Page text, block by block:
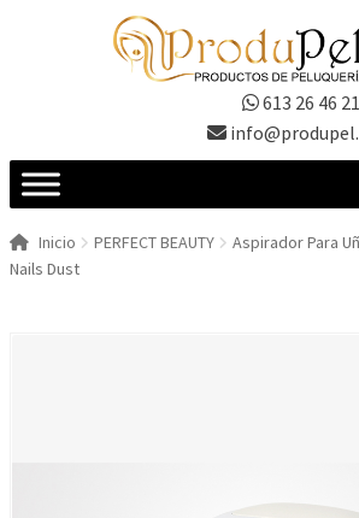
613 26 46 21
Inicio PERFECT BEAUTY
Aspirador Para
Nails Dust